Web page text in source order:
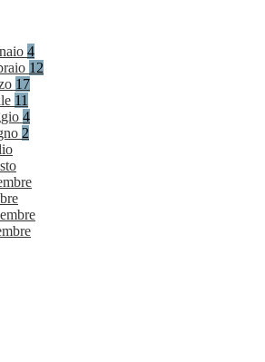
4
12
17
11
4
2